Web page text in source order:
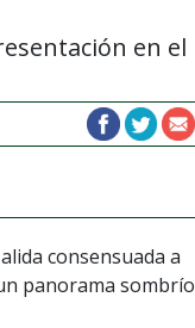
en el
consensuada a
panorama sombrío